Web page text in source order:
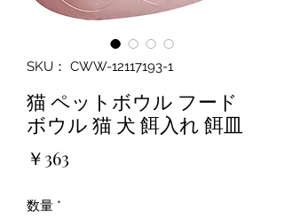
SKU： CWW-12117193-1
猫 ペットボウル フード
ボウル 猫 犬 餌入れ 餌皿
￥363
数量 *